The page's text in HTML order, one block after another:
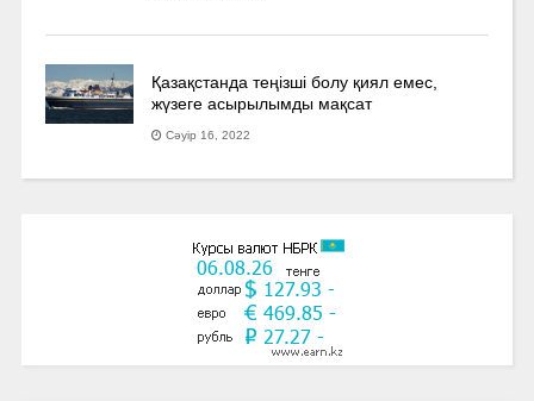
Қазақстанда теңізші болу қиял емес,
жүзеге асырылымды мақсат
Сәуір 16, 2022